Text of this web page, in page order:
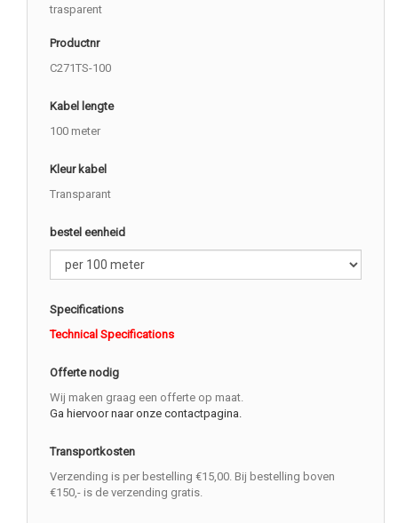
trasparent
Productnr
C271TS-100
Kabel lengte
100 meter
Kleur kabel
Transparant
bestel eenheid
Specifications
Technical Specifications
Offerte nodig
Wij maken graag een offerte op maat.
Ga hiervoor naar onze contactpagina.
Transportkosten
Verzending is per bestelling €15,00. Bij bestelling boven
€150,- is de verzending gratis.